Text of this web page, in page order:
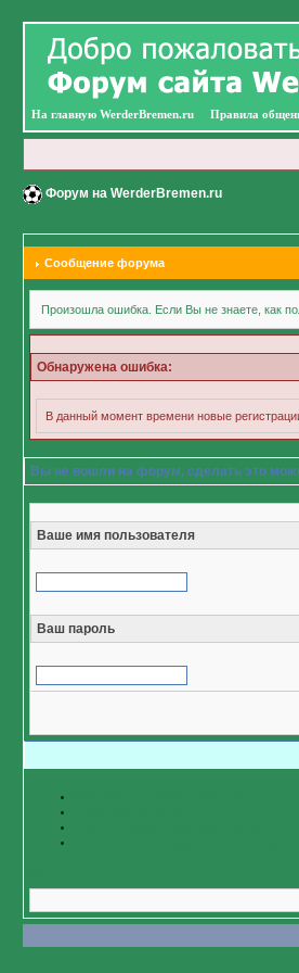
На главную WerderBremen.ru Правила
Форум на WerderBremen.ru
Сообщение форума
Произошла ошибка. Если Вы не знаете, как
Обнаружена ошибка:
В данный момент времени новые
Вы не вошли на форум, сделать это
Ваше имя пользователя
Ваш пароль